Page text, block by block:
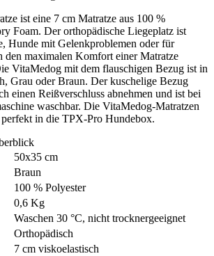
ist eine 7 cm Matratze aus 100 %
Foam. Der orthopädische Liegeplatz ist
Hunde mit Gelenkproblemen oder für
den maximalen Komfort einer Matratze
VitaMedog mit dem flauschigen Bezug ist in
Grau oder Braun. Der kuschelige Bezug
einen Reißverschluss abnehmen und ist bei
waschbar. Die VitaMedog-Matratzen
perfekt in die TPX-Pro Hundebox.
50x35 cm
Braun
100 % Polyester
0,6 Kg
Waschen 30 °C, nicht trocknergeeignet
Orthopädisch
7 cm viskoelastisch